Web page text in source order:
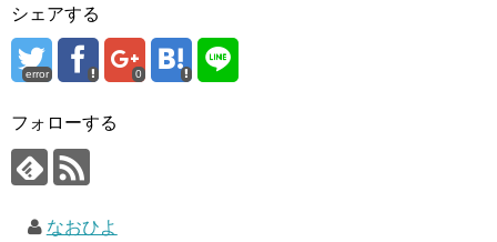
シェアする
error 0
フォローする
なおひよ